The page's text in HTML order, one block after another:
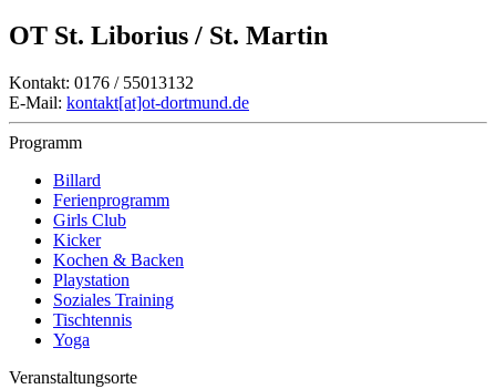
OT St. Liborius / St. Martin
Kontakt: 0176 / 55013132
E-Mail: kontakt[at]ot-dortmund.de
Programm
Billard
Ferienprogramm
Girls Club
Kicker
Kochen & Backen
Playstation
Soziales Training
Tischtennis
Yoga
Veranstaltungsorte